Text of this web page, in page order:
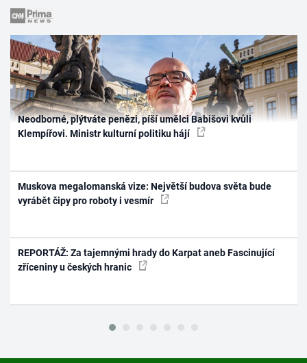
Neodborné, plýtváte penězi, píší umělci Babišovi kvůli
Klempířovi. Ministr kulturní politiku hájí
Muskova megalomanská vize: Největší budova světa bude
vyrábět čipy pro roboty i vesmír
REPORTÁŽ: Za tajemnými hrady do Karpat aneb Fascinující
zříceniny u českých hranic